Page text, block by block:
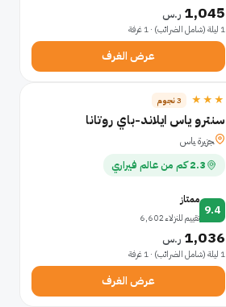
1,045 ر.س
1 ليلة (شامل الضرائب) · 1 غرفة
عرض الغرف
★★★ 3 نجوم
سنترو ياس ايلاند-باي روتانا
ﺠﺯﻴﺭﺓ ﻴﺎﺱ
2.3 كم من عالم فيراري
9.4
ممتاز
تقييم للنزلاء 6,602
1,036 ر.س
1 ليلة (شامل الضرائب) · 1 غرفة
عرض الغرف